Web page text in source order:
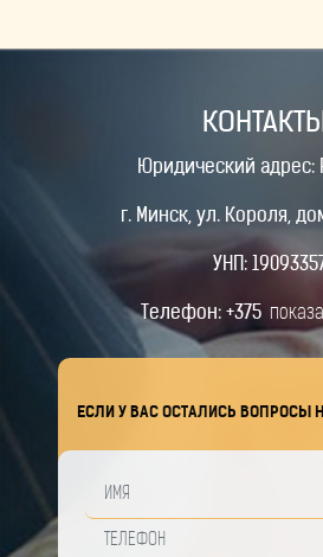
КОНТАКТЫ
Юридический адрес:
г. Минск, ул. Короля,
УНП:
Телефон:+375
ЕСЛИ У ВАС ОСТАЛИСЬ ВОПРОСЫ